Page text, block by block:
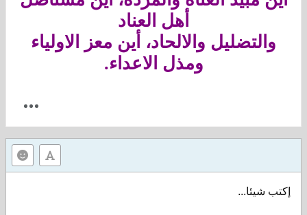
أهل العناد
والتضليل والالحاد، أين معز الاولياء
ومذل الاعداء.
إكتب شيئا...